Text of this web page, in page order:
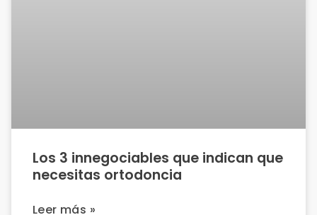
Los 3 innegociables que indican que
necesitas ortodoncia
Leer más »